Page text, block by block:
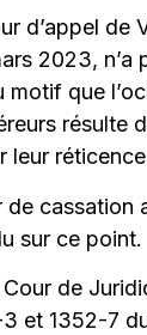
d’appel de
2023, n’a
motif que
résulte
leur
de cassation
sur ce point.
de
et 1352-7